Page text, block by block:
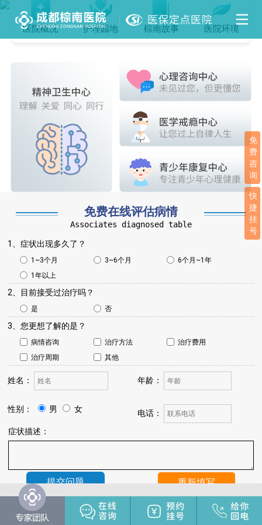
医院概况 护理园地 棕南故事 医院环境
免费在线评估病情
Associates diagnosed table
1、症状出现多久了？
1~3个月 3~6个月
6个月~1年
1年以上
2、目前接受过治疗吗？
是 否
3、您更想了解的是？
病情咨询 治疗方法
治疗费用
治疗周期
其他
姓名： 年龄：
性别： 男 女
电话：
症状描述：
温馨提示：
我院将于24小时内与您联系，请保持手机畅通，注
意来电。
免
费
咨
询
快
捷
挂
号